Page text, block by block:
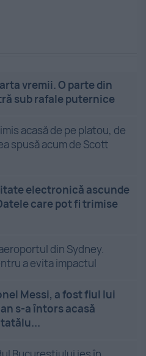
vremii. O parte din
sub rafale puternice
acasă de pe platou, de
spusă acum de Scott
electronică ascunde
care pot fi trimise
din Sydney.
a evita impactul
Messi, a fost fiul lui
s-a întors acasă